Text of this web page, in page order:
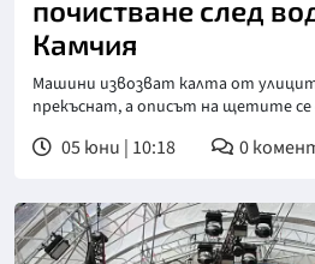
почистване след
Камчия
Машини извозват калта от
прекъснат, а описът на щетите се
05 юни | 10:18 0